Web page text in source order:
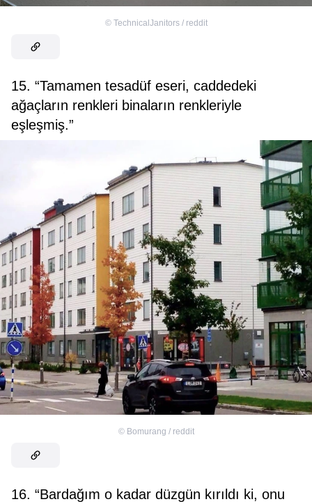
© TechnicalJanitors / reddit
15. “Tamamen tesadüf eseri, caddedeki
ağaçların renkleri binaların renkleriyle
eşleşmiş.”
© Bomurang / reddit
16. “Bardağım o kadar düzgün kırıldı ki, onu